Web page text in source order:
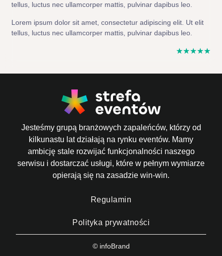
tellus, luctus nec ullamcorper mattis, pulvinar dapibus leo.
Lorem ipsum dolor sit amet, consectetur adipiscing elit. Ut elit
tellus, luctus nec ullamcorper mattis, pulvinar dapibus leo.
☆☆☆☆☆
Jesteśmy grupą branżowych zapaleńców, którzy od
kilkunastu lat działają na rynku eventów. Mamy
ambicję stale rozwijać funkcjonalności naszego
serwisu i dostarczać usługi, które w pełnym wymiarze
opierają się na zasadzie win-win.
Regulamin
Polityka prywatności
© infoBrand